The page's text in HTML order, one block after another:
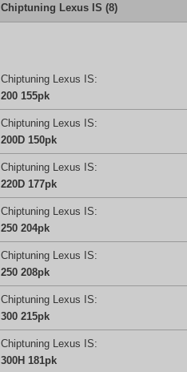
Chiptuning Lexus IS (8)
Chiptuning Lexus IS:
200 155pk
Chiptuning Lexus IS:
200D 150pk
Chiptuning Lexus IS:
220D 177pk
Chiptuning Lexus IS:
250 204pk
Chiptuning Lexus IS:
250 208pk
Chiptuning Lexus IS:
300 215pk
Chiptuning Lexus IS:
300H 181pk